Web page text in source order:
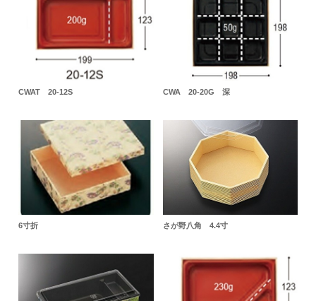
CWAT 20-12S CWA 20-20G 深
6寸折 さが野八角 4.4寸